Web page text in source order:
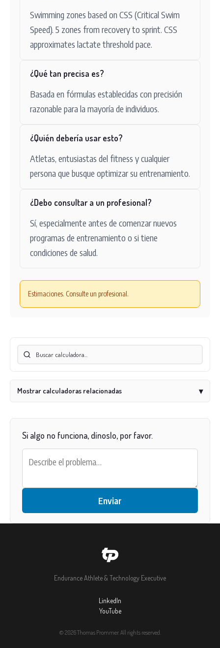
Swimming zones based on CSS (Critical Swim
Speed). 5 zones from recovery to sprint. CSS
approximates lactate threshold pace.
¿Qué tan precisa es?
Basada en fórmulas establecidas con precisión
razonable para la mayoría de individuos.
¿Quién debería usar esto?
Atletas, entusiastas del fitness y cualquier
persona que busque optimizar su entrenamiento.
¿Debo consultar a un profesional?
Sí, especialmente antes de comenzar nuevos
programas de entrenamiento o si tiene
condiciones de salud.
Estimaciones. Consulte un profesional.
Mostrar calculadoras relacionadas ▾
Si algo no funciona, dínoslo, por favor.
Enviar
Endurance Athlete & Technology Executive
LinkedIn
YouTube
© 2026 Thomas Prommer. All rights reserved.